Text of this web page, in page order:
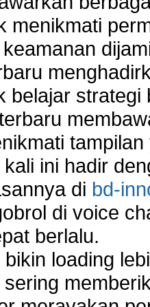
menikmati
belajar
ini hadir
di bd-
di voice
berlalu.
loading